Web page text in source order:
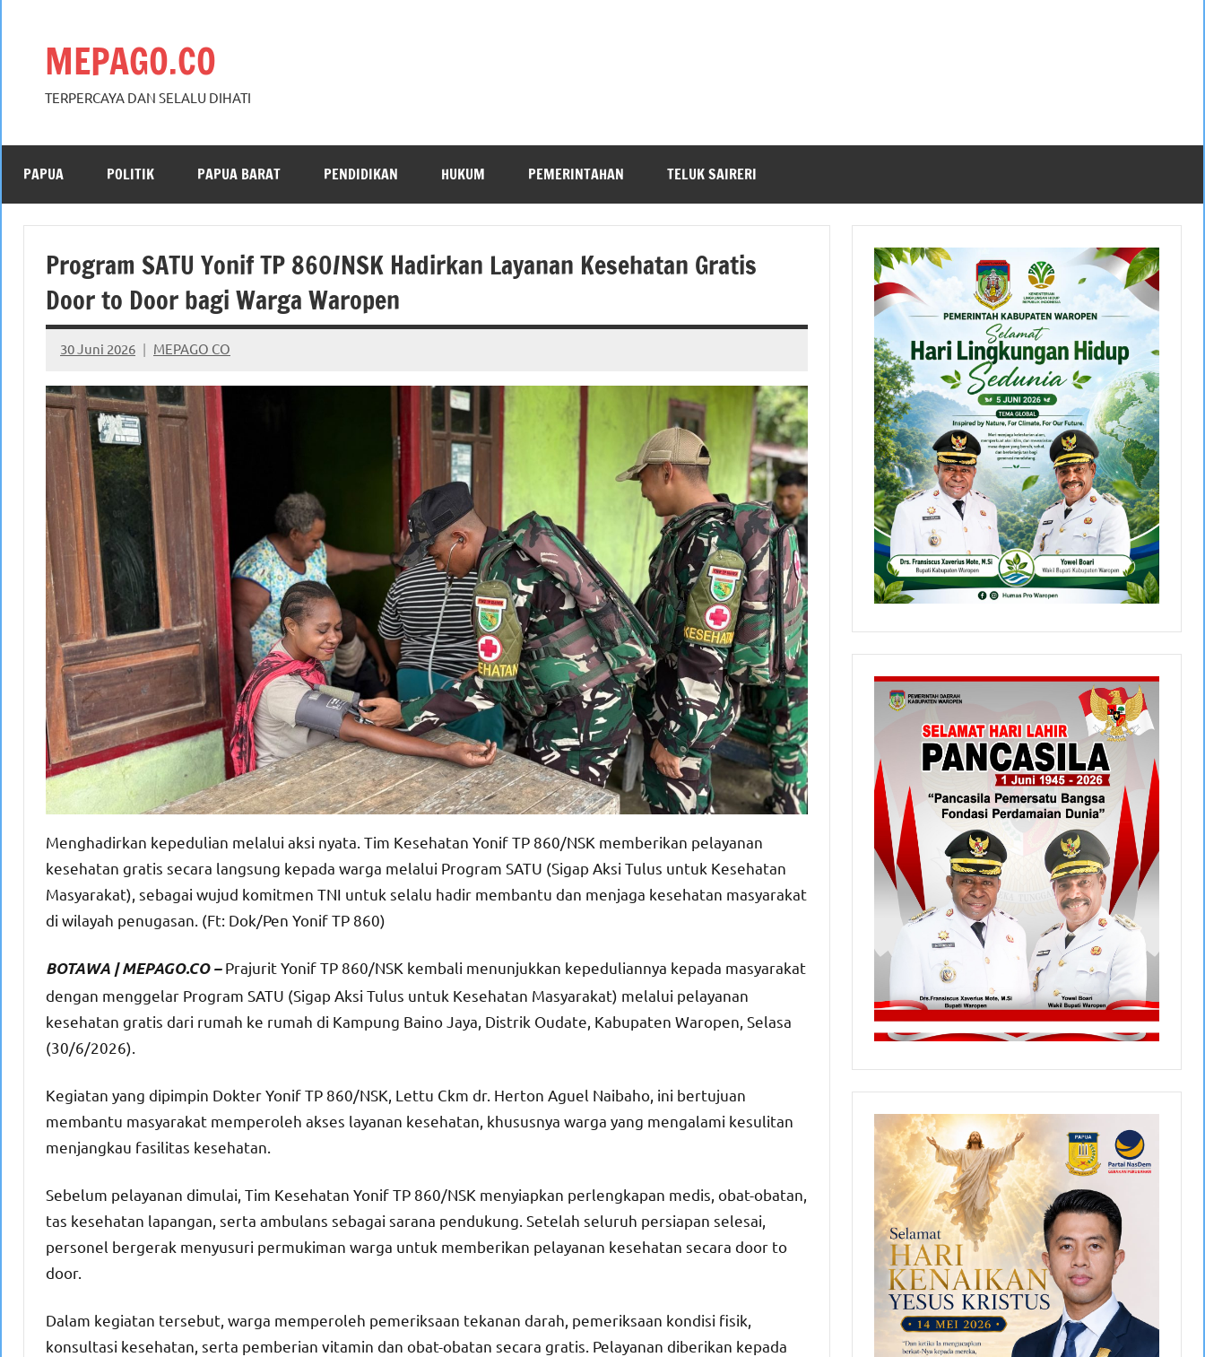
MEPAGO.CO
TERPERCAYA DAN SELALU DIHATI
PAPUA POLITIK PAPUA BARAT PENDIDIKAN HUKUM PEMERINTAHAN TELUK SAIRERI
Program SATU Yonif TP 860/NSK Hadirkan Layanan Kesehatan Gratis
Door to Door bagi Warga Waropen
30 Juni 2026 MEPAGO CO
No
comments
Menghadirkan kepedulian melalui aksi nyata. Tim Kesehatan Yonif TP 860/NSK memberikan pelayanan
kesehatan gratis secara langsung kepada warga melalui Program SATU (Sigap Aksi Tulus untuk Kesehatan
Masyarakat), sebagai wujud komitmen TNI untuk selalu hadir membantu dan menjaga kesehatan masyarakat
di wilayah penugasan. (Ft: Dok/Pen Yonif TP 860)
BOTAWA | MEPAGO.CO – Prajurit Yonif TP 860/NSK kembali menunjukkan kepeduliannya kepada masyarakat
dengan menggelar Program SATU (Sigap Aksi Tulus untuk Kesehatan Masyarakat) melalui pelayanan
kesehatan gratis dari rumah ke rumah di Kampung Baino Jaya, Distrik Oudate, Kabupaten Waropen, Selasa
(30/6/2026).
Kegiatan yang dipimpin Dokter Yonif TP 860/NSK, Lettu Ckm dr. Herton Aguel Naibaho, ini bertujuan
membantu masyarakat memperoleh akses layanan kesehatan, khususnya warga yang mengalami kesulitan
menjangkau fasilitas kesehatan.
Sebelum pelayanan dimulai, Tim Kesehatan Yonif TP 860/NSK menyiapkan perlengkapan medis, obat-obatan,
tas kesehatan lapangan, serta ambulans sebagai sarana pendukung. Setelah seluruh persiapan selesai,
personel bergerak menyusuri permukiman warga untuk memberikan pelayanan kesehatan secara door to
door.
Dalam kegiatan tersebut, warga memperoleh pemeriksaan tekanan darah, pemeriksaan kondisi fisik,
konsultasi kesehatan, serta pemberian vitamin dan obat-obatan secara gratis. Pelayanan diberikan kepada